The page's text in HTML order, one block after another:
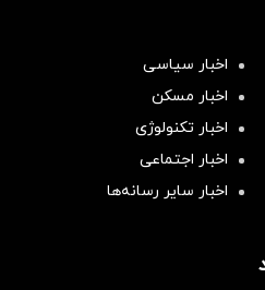
اخبار سیاسی
اخبار مسکن
اخبار تکنولوژی
اخبار اجتماعی
اخبار سایر رسانه‌‌ها